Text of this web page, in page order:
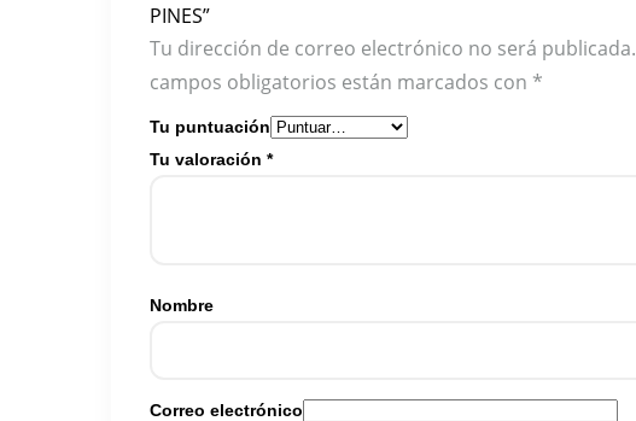
PINES”
Tu dirección de correo electrónico no será publicada.
campos obligatorios están marcados con *
Tu puntuación
Tu valoración *
Nombre
Correo electrónico